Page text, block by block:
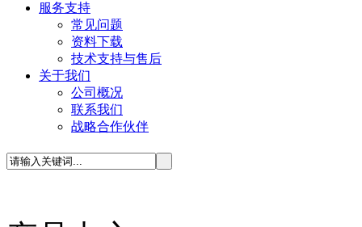
服务支持
常见问题
资料下载
技术支持与售后
关于我们
公司概况
联系我们
战略合作伙伴